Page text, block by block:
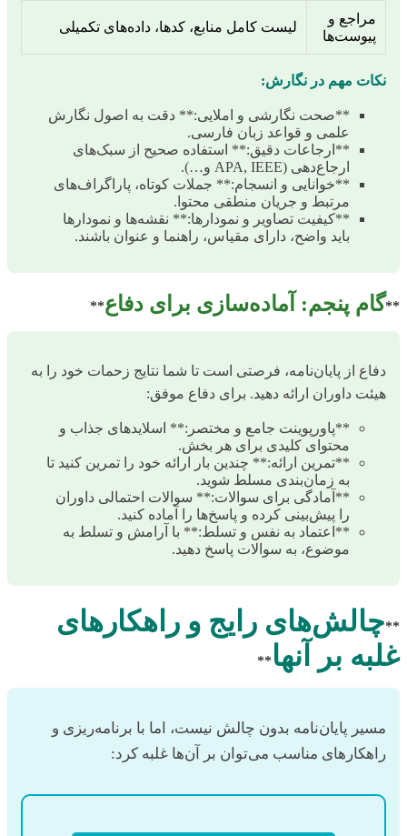
مراجع و
پیوست‌ها
لیست کامل منابع، کدها، داده‌های تکمیلی
نکات مهم در نگارش:
**صحت نگارشی و املایی:** دقت به اصول نگارش
علمی و قواعد زبان فارسی.
**ارجاعات دقیق:** استفاده صحیح از سبک‌های
ارجاع‌دهی (APA, IEEE و…).
**خوانایی و انسجام:** جملات کوتاه، پاراگراف‌های
مرتبط و جریان منطقی محتوا.
**کیفیت تصاویر و نمودارها:** نقشه‌ها و نمودارها
باید واضح، دارای مقیاس، راهنما و عنوان باشند.
**گام پنجم: آماده‌سازی برای دفاع**
دفاع از پایان‌نامه، فرصتی است تا شما نتایج زحمات خود را به
هیئت داوران ارائه دهید. برای دفاع موفق:
**پاورپوینت جامع و مختصر:** اسلایدهای جذاب و
محتوای کلیدی برای هر بخش.
**تمرین ارائه:** چندین بار ارائه خود را تمرین کنید تا
به زمان‌بندی مسلط شوید.
**آمادگی برای سوالات:** سوالات احتمالی داوران
را پیش‌بینی کرده و پاسخ‌ها را آماده کنید.
**اعتماد به نفس و تسلط:** با آرامش و تسلط به
موضوع، به سوالات پاسخ دهید.
**چالش‌های رایج و راهکارهای
غلبه بر آنها **
مسیر پایان‌نامه بدون چالش نیست، اما با برنامه‌ریزی و
راهکارهای مناسب می‌توان بر آن‌ها غلبه کرد: